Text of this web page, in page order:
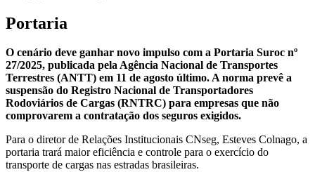
Portaria
O cenário deve ganhar novo impulso com a Portaria Suroc nº
27/2025, publicada pela Agência Nacional de Transportes
Terrestres (ANTT) em 11 de agosto último. A norma prevê a
suspensão do Registro Nacional de Transportadores
Rodoviários de Cargas (RNTRC) para empresas que não
comprovarem a contratação dos seguros exigidos.
Para o diretor de Relações Institucionais CNseg, Esteves Colnago, a
portaria trará maior eficiência e controle para o exercício do
transporte de cargas nas estradas brasileiras.